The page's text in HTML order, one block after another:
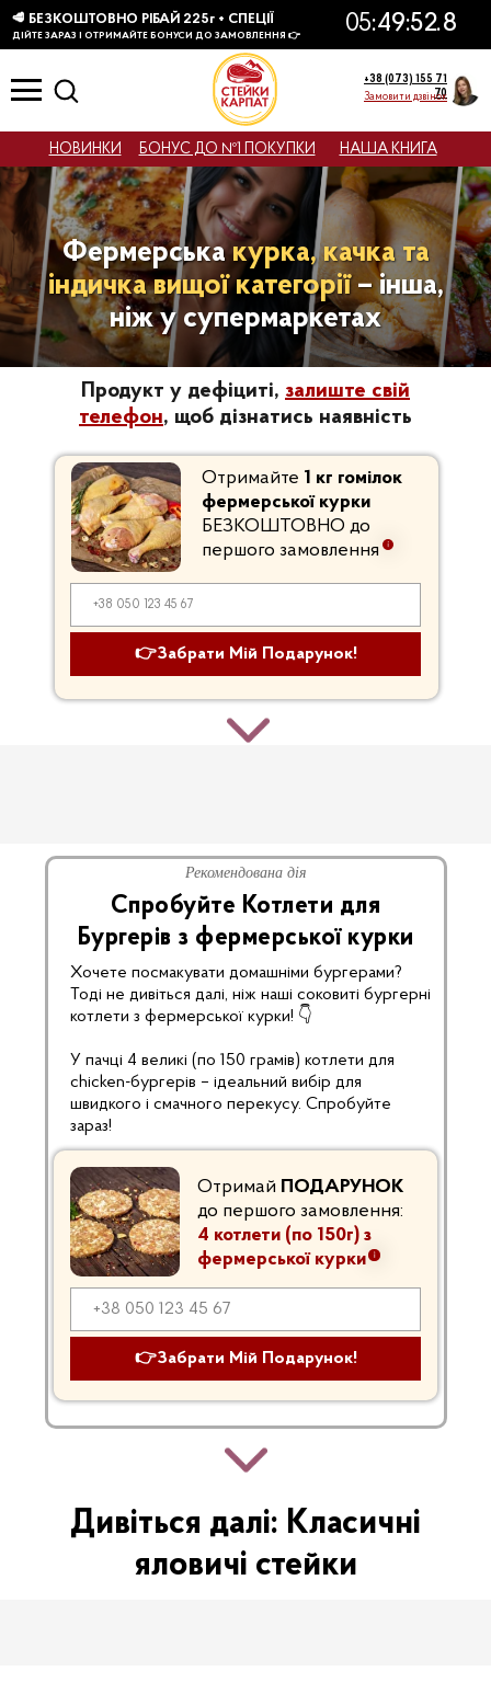
+38 (073) 155 71
70
Замовити дзвінок
НОВИНКИ БОНУС ДО №1 ПОКУПКИ НАША КНИГА
Фермерськакурка, качка та
індичка вищої категорії– інша,
ніж у супермаркетах
Продукт у дефіциті, залиште свій
телефон, щоб дізнатись наявність
Отримайте 1 кг гомілок
фермерської курки
БЕЗКОШТОВНО до
першого замовлення
👉Забрати Мій Подарунок!
Рекомендована дія
Спробуйте Котлети для
Бургерів з фермерської курки
Хочете посмакувати домашніми бургерами?
Тоді не дивіться далі, ніж наші соковиті бургерні
котлети з фермерської курки! 👇
У пачці 4 великі (по 150 грамів) котлети для
chicken-бургерів – ідеальний вибір для
швидкого і смачного перекусу. Спробуйте
зараз!
Отримай ПОДАРУНОК
до першого замовлення:
4 котлети (по 150г) з
фермерської курки
👉Забрати Мій Подарунок!
Дивіться далі: Класичні
яловичі стейки